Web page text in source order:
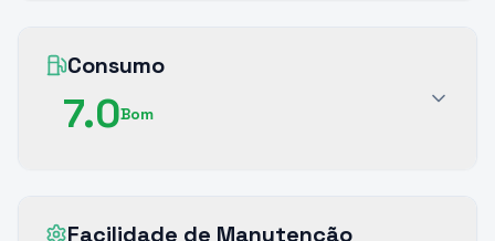
Consumo
7.0Bom
Facilidade de Manutenção